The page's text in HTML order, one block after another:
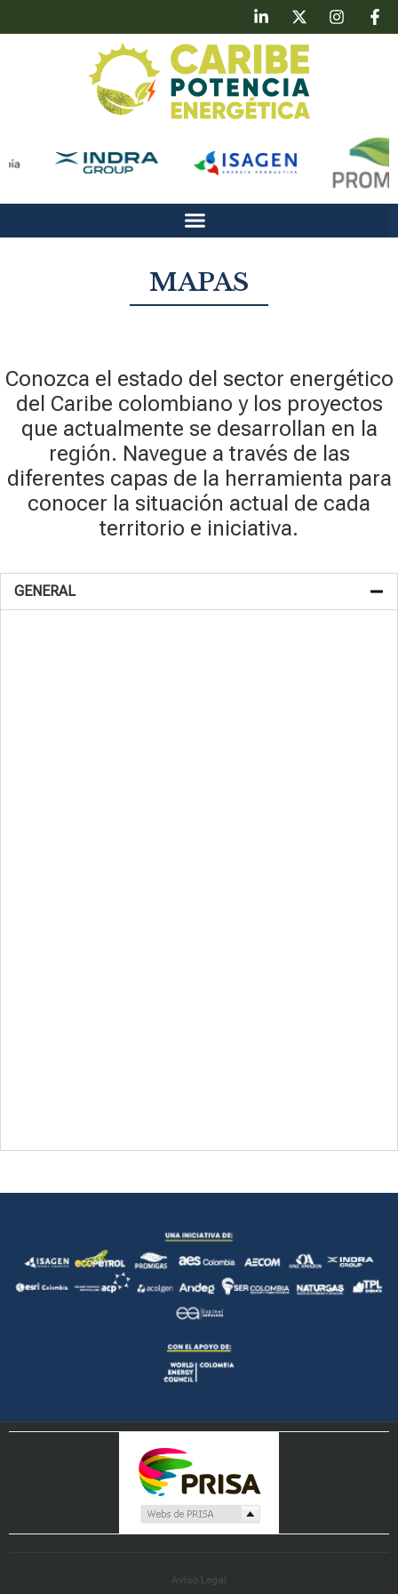
MAPAS
Conozca el estado del sector energético
del Caribe colombiano y los proyectos
que actualmente se desarrollan en la
región. Navegue a través de las
diferentes capas de la herramienta para
conocer la situación actual de cada
territorio e iniciativa.
GENERAL
Aviso Legal